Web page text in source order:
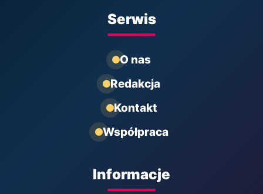
Serwis
O nas
Redakcja
Kontakt
Współpraca
Informacje